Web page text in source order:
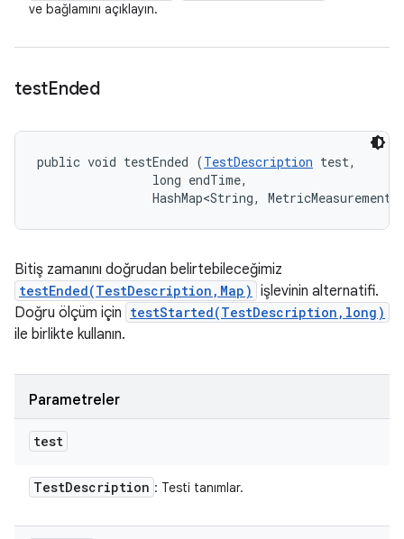
ve bağlamını açıklayın.
testEnded
public void testEnded (TestDescription test,
                long endTime,
HashMap<String,
Bitiş zamanını doğrudan belirtebileceğimiz
testEnded(TestDescription,Map) işlevinin alternatifi.
Doğru ölçüm için testStarted(TestDescription,long)
ile birlikte kullanın.
Parametreler
test
TestDescription : Testi tanımlar.